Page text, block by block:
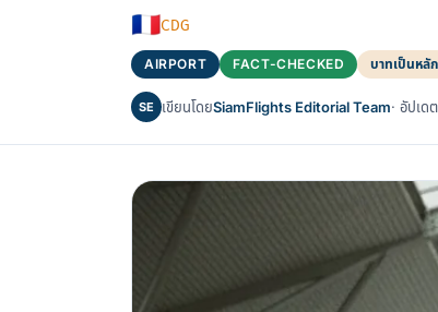
🇫🇷CDG
AIRPORT FACT-CHECKED บาทเป็นหลัก
SE เขียนโดยSiamFlights Editorial Team· อัปเ